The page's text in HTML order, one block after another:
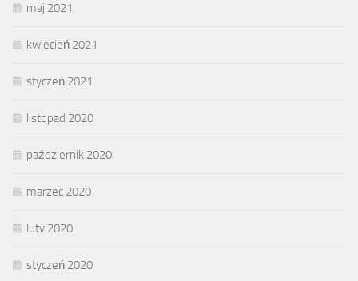
maj 2021
kwiecień 2021
styczeń 2021
listopad 2020
październik 2020
marzec 2020
luty 2020
styczeń 2020